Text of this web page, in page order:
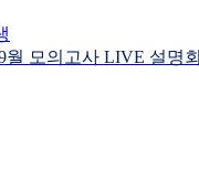
월 모의고사 LIVE 설명회